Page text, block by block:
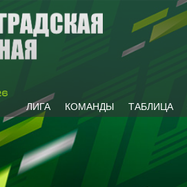
ЛИГА КОМАНДЫ ТАБЛИЦА